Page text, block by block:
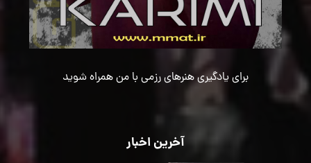
برای یادگیری هنرهای رزمی با من همراه شوید
آخرین اخبار